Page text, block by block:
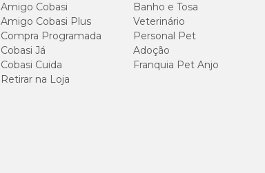
Amigo Cobasi
Amigo Cobasi Plus
Compra Programada
Cobasi Já
Cobasi Cuida
Retirar na Loja
Banho e Tosa
Veterinário
Personal Pet
Adoção
Franquia Pet Anjo